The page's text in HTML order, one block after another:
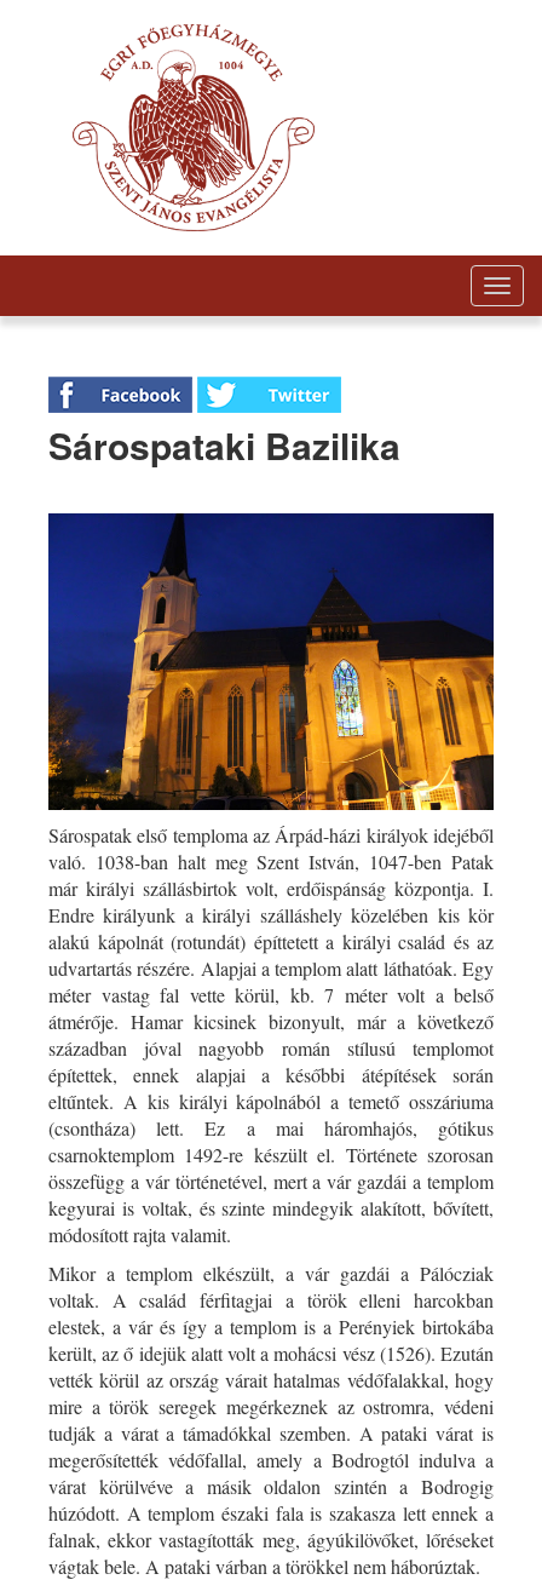
Sárospataki Bazilika
Sárospatak első temploma az Árpád-házi királyok idejéből
való. 1038-ban halt meg Szent István, 1047-ben Patak
már királyi szállásbirtok volt, erdőispánság központja. I.
Endre királyunk a királyi szálláshely közelében kis kör
alakú kápolnát (rotundát) építtetett a királyi család és az
udvartartás részére. Alapjai a templom alatt láthatóak. Egy
méter vastag fal vette körül, kb. 7 méter volt a belső
átmérője. Hamar kicsinek bizonyult, már a következő
században jóval nagyobb román stílusú templomot
építettek, ennek alapjai a későbbi átépítések során
eltűntek. A kis királyi kápolnából a temető osszáriuma
(csontháza) lett. Ez a mai háromhajós, gótikus
csarnoktemplom 1492-re készült el. Története szorosan
összefügg a vár történetével, mert a vár gazdái a templom
kegyurai is voltak, és szinte mindegyik alakított, bővített,
módosított rajta valamit.
Mikor a templom elkészült, a vár gazdái a Pálócziak
voltak. A család férfitagjai a török elleni harcokban
elestek, a vár és így a templom is a Perényiek birtokába
került, az ő idejük alatt volt a mohácsi vész (1526). Ezután
vették körül az ország várait hatalmas védőfalakkal, hogy
mire a török seregek megérkeznek az ostromra, védeni
tudják a várat a támadókkal szemben. A pataki várat is
megerősítették védőfallal, amely a Bodrogtól indulva a
várat körülvéve a másik oldalon szintén a Bodrogig
húzódott. A templom északi fala is szakasza lett ennek a
falnak, ekkor vastagították meg, ágyúkilövőket, lőréseket
vágtak bele. A pataki várban a törökkel nem háborúztak.